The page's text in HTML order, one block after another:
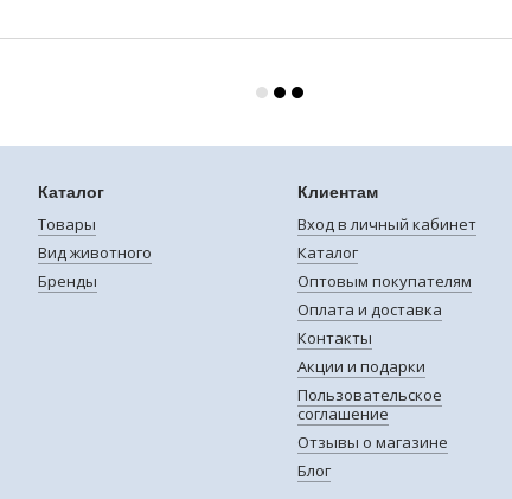
Каталог
Товары
Вид животного
Бренды
Клиентам
Вход в личный кабинет
Каталог
Оптовым покупателям
Оплата и доставка
Контакты
Акции и подарки
Пользовательское
соглашение
Отзывы о магазине
Блог